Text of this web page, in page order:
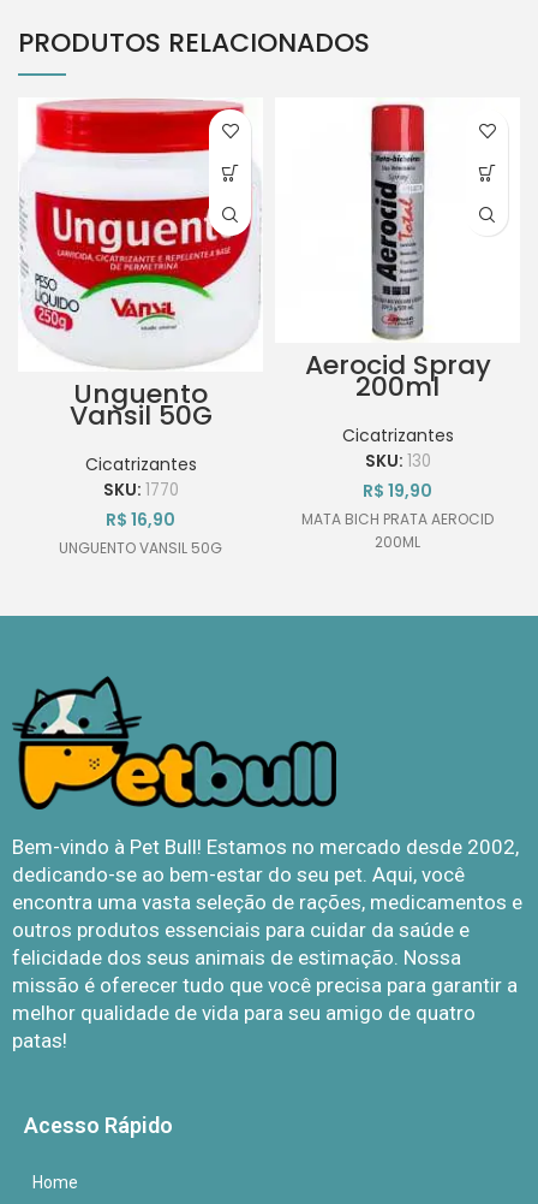
PRODUTOS RELACIONADOS
Unguento
Vansil 50G
Cicatrizantes
SKU: 1770
R$ 16,90
UNGUENTO VANSIL 50G
Aerocid Spray
200ml
Cicatrizantes
SKU: 130
R$ 19,90
MATA BICH PRATA AEROCID
200ML
Bem-vindo à Pet Bull! Estamos no mercado desde 2002,
dedicando-se ao bem-estar do seu pet. Aqui, você
encontra uma vasta seleção de rações, medicamentos e
outros produtos essenciais para cuidar da saúde e
felicidade dos seus animais de estimação. Nossa
missão é oferecer tudo que você precisa para garantir a
melhor qualidade de vida para seu amigo de quatro
patas!
Acesso Rápido
Home